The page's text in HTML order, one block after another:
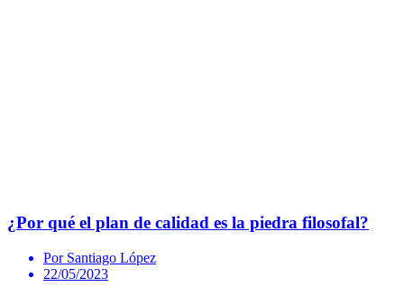
¿Por qué el plan de calidad es la piedra filosofal?
Por Santiago López
22/05/2023